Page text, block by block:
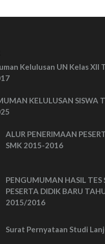
Kelulusan UN Kelas XII
KELULUSAN SISWA
ALUR PENERIMAAN
SMK 2015-2016
PENGUMUMAN HASIL TES
PESERTA DIDIK BARU
2015/2016
Surat Pernyataan Studi